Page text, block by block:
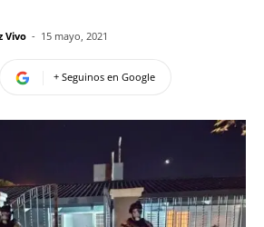
Vivo - 15 mayo, 2021
+ Seguinos en Google